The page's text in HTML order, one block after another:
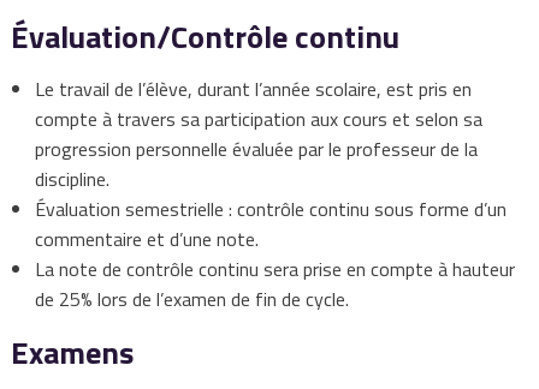
Évaluation/Contrôle continu
Le travail de l’élève, durant l’année scolaire, est pris en
compte à travers sa participation aux cours et selon sa
progression personnelle évaluée par le professeur de la
discipline.
Évaluation semestrielle : contrôle continu sous forme d’un
commentaire et d’une note.
La note de contrôle continu sera prise en compte à hauteur
de 25% lors de l’examen de fin de cycle.
Examens